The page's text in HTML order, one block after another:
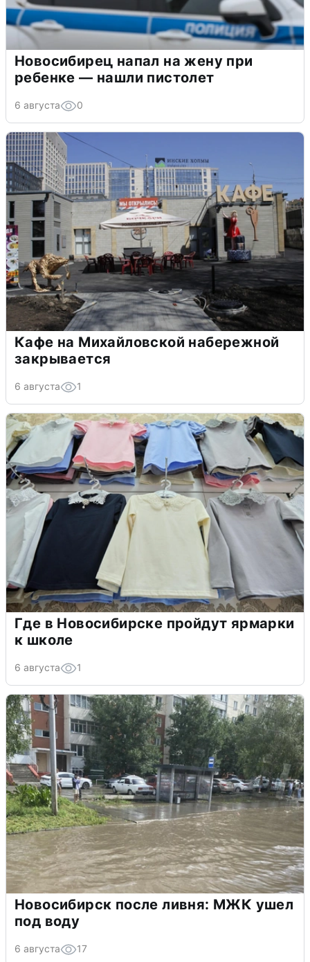
Новосибирец напал на жену при
ребенке — нашли пистолет
6 августа 0
Кафе на Михайловской набережной
закрывается
6 августа 1
Где в Новосибирске пройдут ярмарки
к школе
6 августа 1
Новосибирск после ливня: МЖК ушел
под воду
6 августа 17